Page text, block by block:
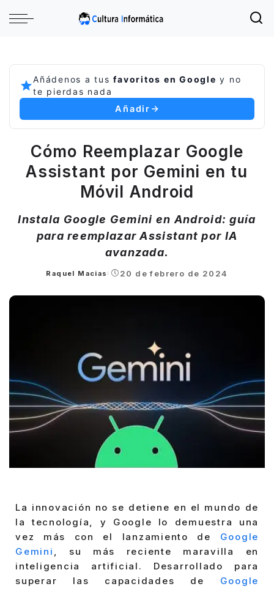
Añádenos a tusfavoritos en Google y no
te pierdas nada
Añadir
Cómo Reemplazar Google
Assistant por Gemini en tu
Móvil Android
Instala Google Gemini en Android: guía
para reemplazar Assistant por IA
avanzada.
Posted
Raquel Macias 20 de febrero de 2024
La innovación no se detiene en el mundo de
la tecnología, y Google lo demuestra una
vez más con el lanzamiento de Google
Gemini , su más reciente maravilla en
inteligencia artificial. Desarrollado para
superar las capacidades de Google